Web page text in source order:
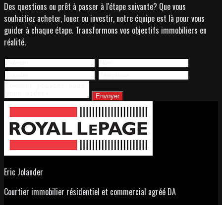
Des questions ou prêt à passer à l'étape suivante? Que vous
souhaitiez acheter, louer ou investir, notre équipe est là pour vous
guider à chaque étape. Transformons vos objectifs immobiliers en
réalité.
Envoyer
Eric Jolander
Courtier immobilier résidentiel et commercial agréé DA